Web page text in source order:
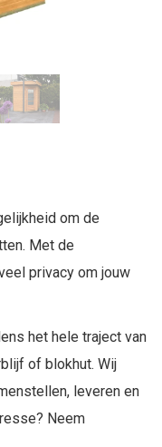
om de
Met de
privacy om jouw
het hele traject van
of blokhut. Wij
leveren en
Neem